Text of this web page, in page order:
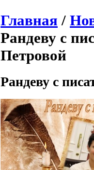
Главная /
Рандеву с
Петровой
Рандеву с